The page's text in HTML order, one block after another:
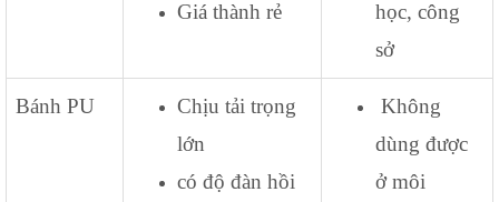
Giá thành rẻ
học, công
sở
Bánh PU
Chịu tải trọng
lớn
có độ đàn hồi
Không
dùng được
ở môi